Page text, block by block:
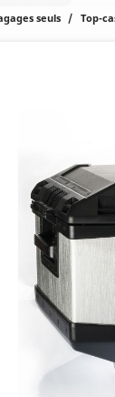
seuls Top-